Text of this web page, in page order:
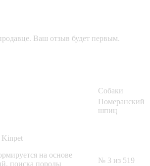
Ваш отзыв будет первым.
Собаки
Померанский
шпиц
Kinpet
на основе
поиска породы
№ 3 из 519